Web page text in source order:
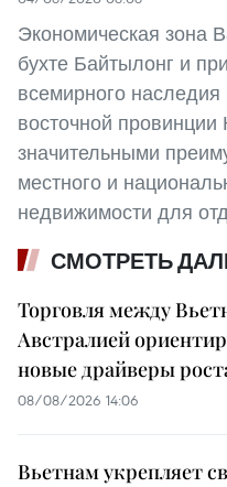
Экономическая зона
бухте Байтылонг и
всемирного
восточной провинции
значительными
местного и
недвижимости для
СМОТРЕТЬ
Торговля между
Австралией
новые драйверы
08/08/2026 14:06
Вьетнам укрепляет